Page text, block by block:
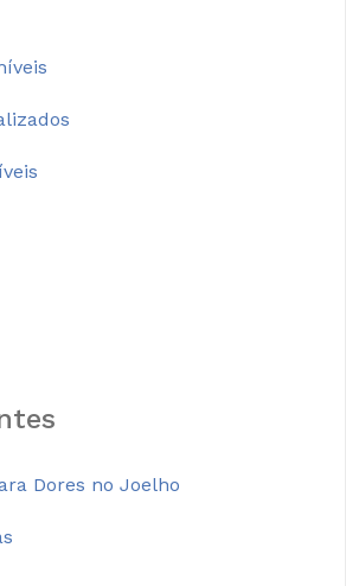
Dores no Joelho